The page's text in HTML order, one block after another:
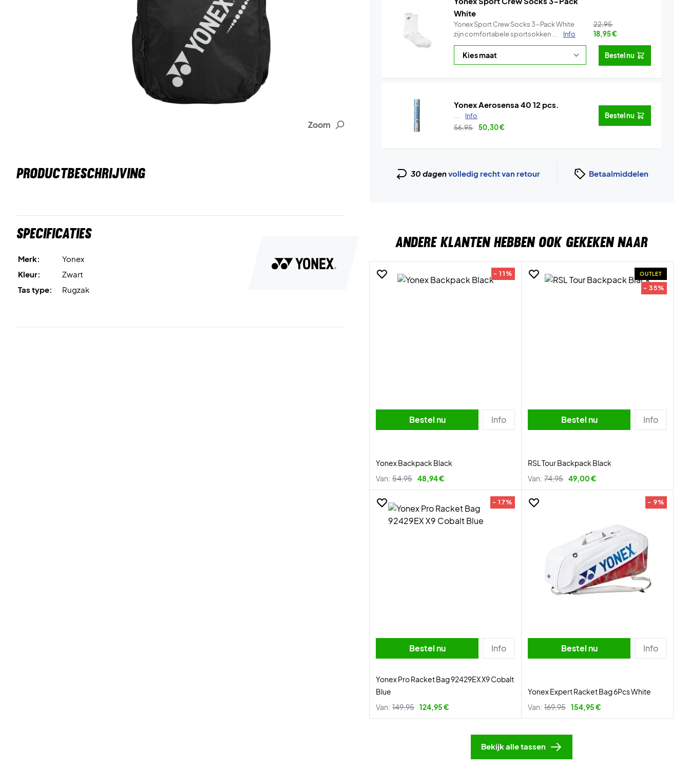
Zoom
PRODUCTBESCHRIJVING
Specificaties
Merk:
Yonex
Kleur:
Zwart
Tas type:
Rugzak
White
Yonex Sport Crew Socks 3-Pack White
zijn comfortabele sportsokken ...
Info
22,95
18,95€
Bestel nu
Yonex Aerosensa 40 12 pcs.
Info
56,95
50,30€
Bestel nu
30 dagenvolledig recht van retour Betaalmiddelen
ANDERE KLANTEN HEBBEN OOK GEKEKEN NAAR
- 11%
Bestel nu Info
Yonex Backpack Black
Van: 54,95 48,94 €
OUTLET
- 35%
Bestel nu Info
RSL Tour Backpack Black
Van: 74,95 49,00 €
- 17%
Bestel nu Info
Yonex Pro Racket Bag 92429EX X9 Cobalt
Blue
Van: 149,95 124,95 €
- 9%
Bestel nu Info
Yonex Expert Racket Bag 6Pcs White
Van: 169,95 154,95 €
Bekijk alle tassen